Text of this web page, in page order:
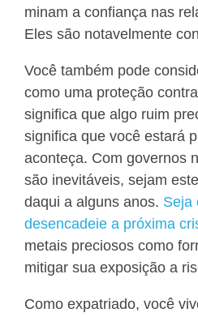
minam a confiança nas
Eles são notavelmente
Você também pode
como uma proteção
significa que algo ruim
significa que você estará
aconteça. Com governos
são inevitáveis, sejam
daqui a alguns anos. Seja
desencadeie a próxima
metais preciosos como
mitigar sua exposição a
Como expatriado, você